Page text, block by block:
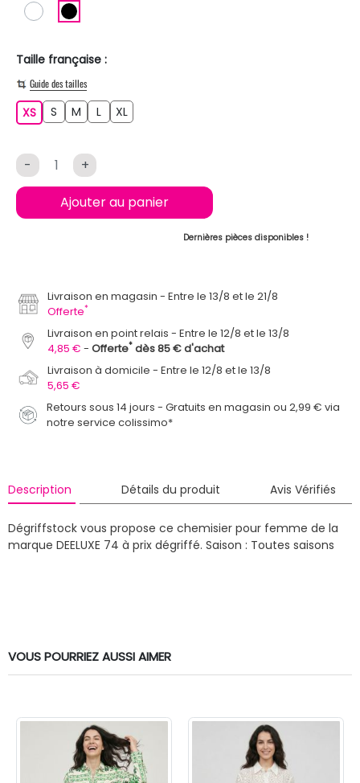
BLANC
Taille française :
Guide des tailles
XSXS S M L XL
- +
Ajouter au panier
Dernières pièces disponibles !
Livraison en magasin
Entre le 13/8 et le 21/8
Offerte*
Livraison en point relais
Entre le 12/8 et le 13/8
4,85 €
Offerte* dès 85 € d'achat
Livraison à domicile
Entre le 12/8 et le 13/8
5,65 €
Retours sous 14 jours - Gratuits en magasin ou 2,99 € via
notre service colissimo*
Description Détails du produit Avis Vérifiés
Dégriffstock vous propose ce chemisier pour femme de la
marque DEELUXE 74 à prix dégriffé. Saison : Toutes saisons
VOUS POURRIEZ AUSSI AIMER